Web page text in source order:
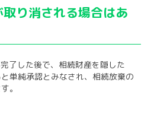
り消される場合はあ
了した後で、相続財産を隠した
単純承認とみなされ、相続放棄の
。